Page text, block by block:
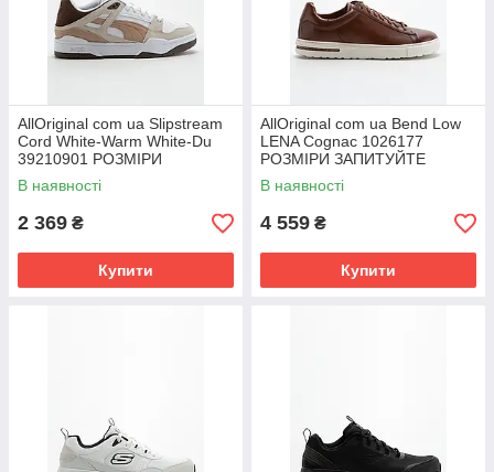
AllOriginal com ua Slipstream
Cord White-Warm White-Du
39210901 РОЗМІРИ
ЗАПИТУЙТЕ
В наявності
2 369 ₴
Купити
AllOriginal com ua Bend Low
LENA Cognac 1026177
РОЗМІРИ ЗАПИТУЙТЕ
В наявності
4 559 ₴
Купити